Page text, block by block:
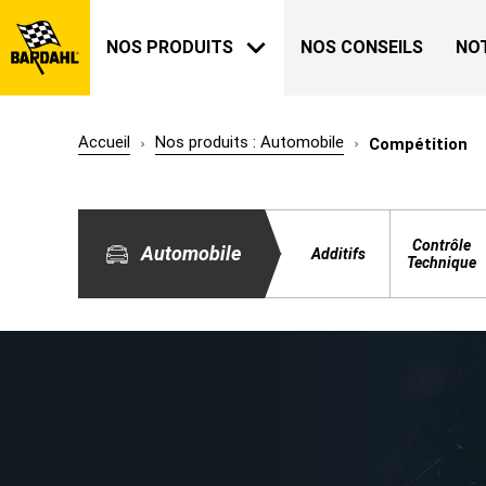
NOS PRODUITS NOS CONSEILS
BARDAHL
NOTRE HISTOIRE
Accueil Nos produits : Automobile Compétition
Automobile Additifs
Contrôle
Technique